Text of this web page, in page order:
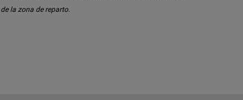
la zona de reparto.